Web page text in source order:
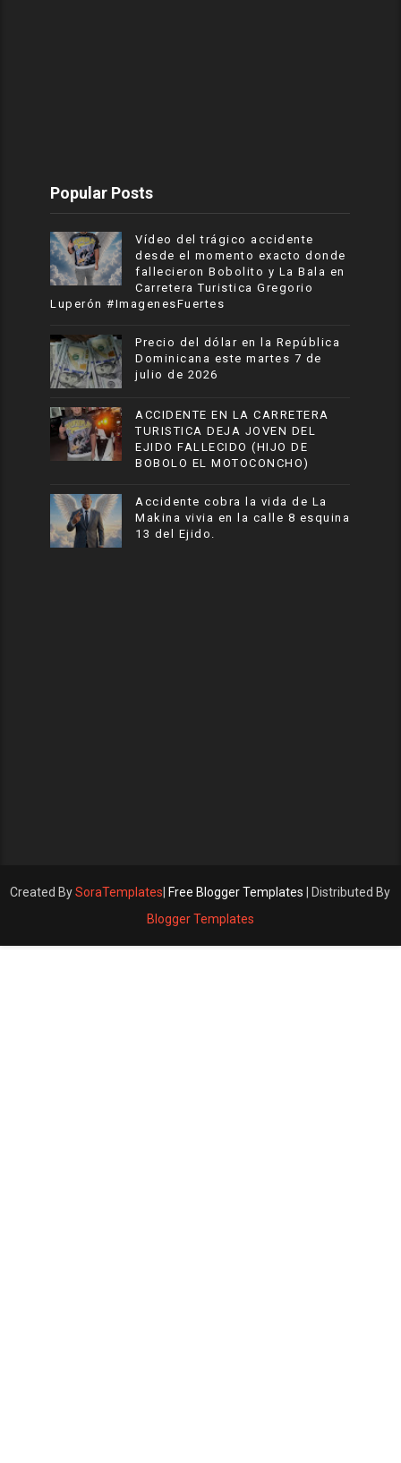
Popular Posts
Vídeo del trágico accidente
desde el momento exacto donde
fallecieron Bobolito y La Bala en
Carretera Turistica Gregorio
Luperón #ImagenesFuertes
Precio del dólar en la República
Dominicana este martes 7 de
julio de 2026
ACCIDENTE EN LA CARRETERA
TURISTICA DEJA JOVEN DEL
EJIDO FALLECIDO (HIJO DE
BOBOLO EL MOTOCONCHO)
Accidente cobra la vida de La
Makina vivia en la calle 8 esquina
13 del Ejido.
Created BySoraTemplates Free Blogger Templates | Distributed By
Blogger Templates